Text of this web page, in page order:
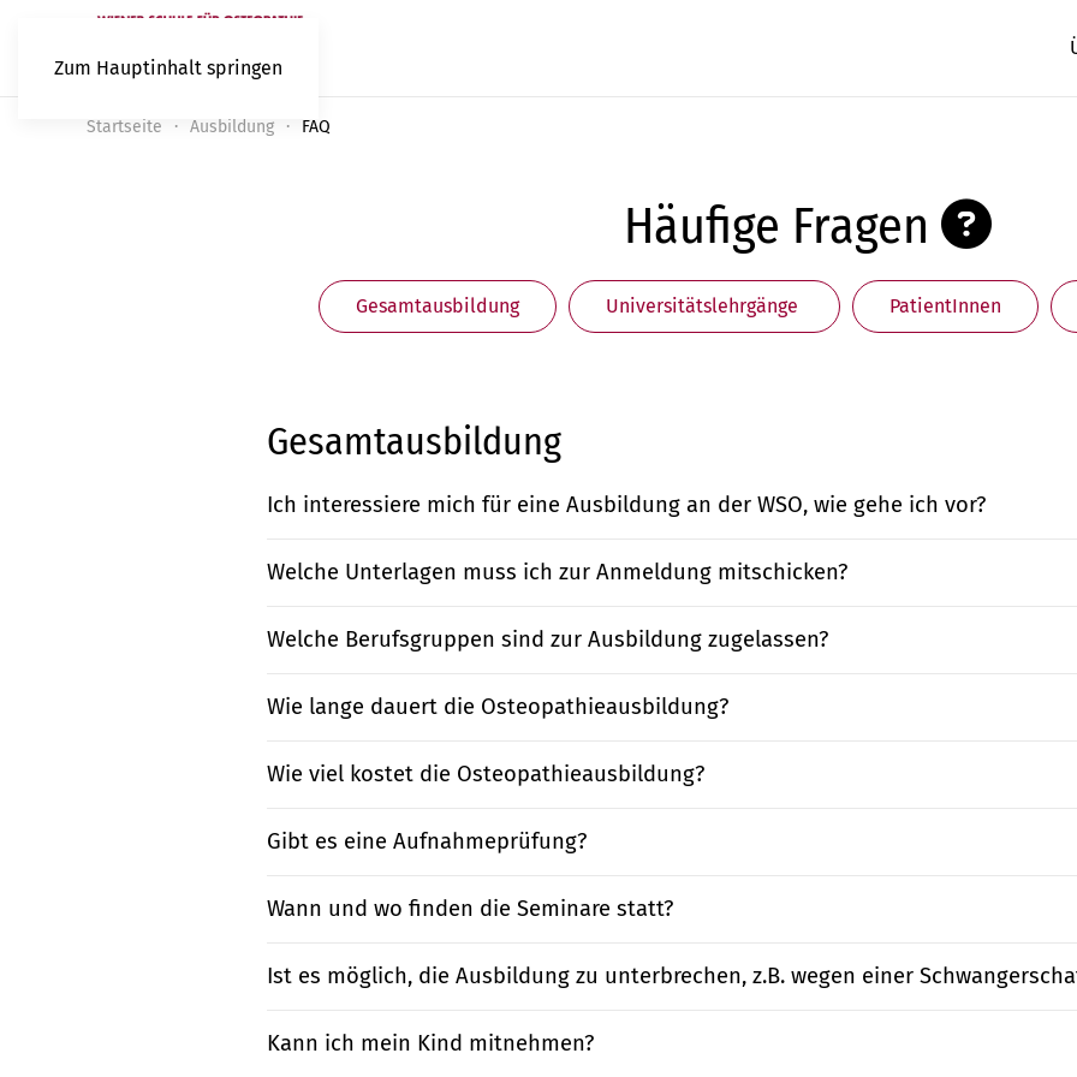
Zum Hauptinhalt springen
Startseite Ausbildung FAQ
Häufige Fragen
Gesamtausbildung Universitätslehrgänge PatientInnen
Gesamtausbildung
Ich interessiere mich für eine Ausbildung an der WSO, wie gehe ich vor?
Welche Unterlagen muss ich zur Anmeldung mitschicken?
Welche Berufsgruppen sind zur Ausbildung zugelassen?
Wie lange dauert die Osteopathieausbildung?
Wie viel kostet die Osteopathieausbildung?
Gibt es eine Aufnahmeprüfung?
Wann und wo finden die Seminare statt?
Ist es möglich, die Ausbildung zu unterbrechen, z.B. wegen einer
Kann ich mein Kind mitnehmen?